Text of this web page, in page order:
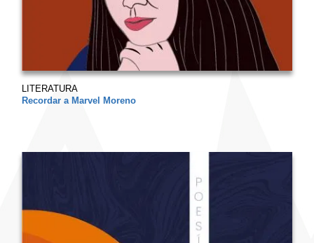
LITERATURA
Recordar a Marvel Moreno